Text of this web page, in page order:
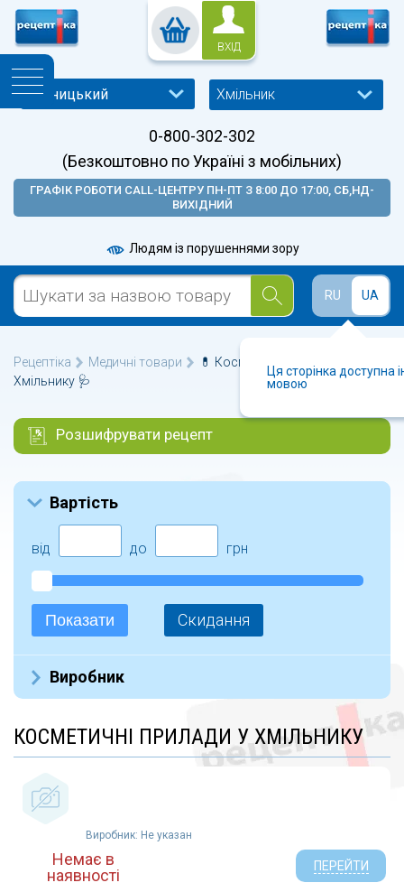
ВХІД
Хмільник
0-800-302-302
(Безкоштовно по Україні з мобільних)
ГРАФІК РОБОТИ CALL-ЦЕНТРУ ПН-ПТ З 8:00 ДО 17:00, СБ,НД-
ВИХІДНИЙ
Людям із порушеннями зору
RU UA
Ця сторінка доступна
мовою
Рецептіка Медичні товари
💊 Косметичні прилади у
Хмільнику 🩺
Розшифрувати рецепт
Вартість
від до грн
Показати Скидання
Виробник
КОСМЕТИЧНІ ПРИЛАДИ У ХМІЛЬНИКУ
Виробник: Не указан
Немає в
наявності
ПЕРЕЙТИ